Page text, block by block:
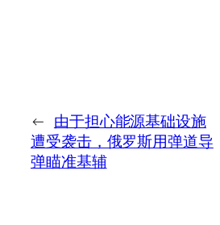
← 由于担心能源基础设施
遭受袭击，俄罗斯用弹道导
弹瞄准基辅